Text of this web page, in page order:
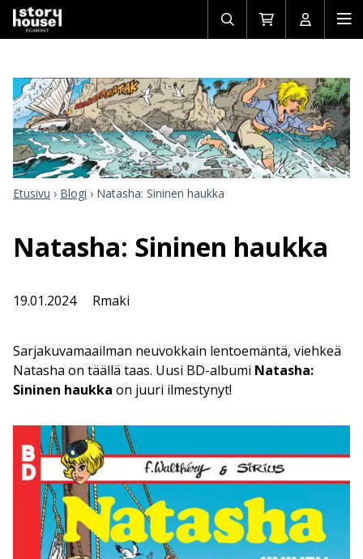
Avaa/sulje
haku
Siirry
ostoskoriin
Avaa/
Etusivu › Blogi › Natasha: Sininen haukka
Natasha: Sininen haukka
19.01.2024 Rmaki
Sarjakuvamaailman neuvokkain lentoemäntä, viehkeä
Natasha on täällä taas. Uusi BD-albumi Natasha:
Sininen haukka on juuri ilmestynyt!